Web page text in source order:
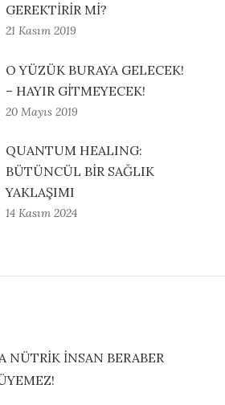
GEREKTİRİR Mİ?
21 Kasım 2019
O YÜZÜK BURAYA GELECEK!
– HAYIR GİTMEYECEK!
20 Mayıs 2019
QUANTUM HEALING:
BÜTÜNCÜL BİR SAĞLIK
YAKLAŞIMI
14 Kasım 2024
NÜTRİK İNSAN BERABER